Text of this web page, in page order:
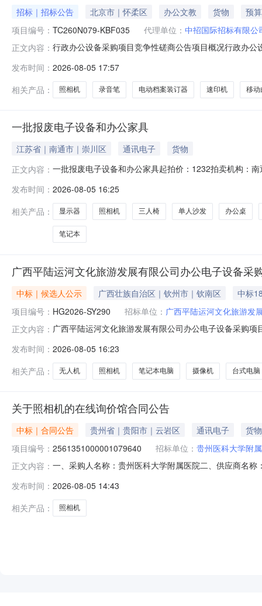
招标｜招标公告 北京市｜怀柔区 办公文教 货物
预
项目编号： TC260N079-KBF035 代理单位： 中招国际招标有限公
正文内容： 行政办公设备采购项目竞争性磋商公告项目概况行政办
TC260N079-KBF035项目名称：行政办公设备采购项目
发布时间： 2026-08-05 17:57
相关产品：
照相机 录音笔 电动档案装订器 速印机 移动
一批报废电子设备和办公家具
江苏省｜南通市｜崇川区 通讯电子
货物
正文内容： 一批报废电子设备和办公家具起拍价：1232拍卖机构：
达大厦7一体机（不含硬盘）台2能达大厦8笔记本（不
能达大厦负2层
发布时间： 2026-08-05 16:25
相关产品：
显示器 照相机 三人椅 单人沙发 办公桌
笔记本
广西平陆运河文化旅游发展有限公司办公电子设备采
中标｜候选人公示 广西壮族自治区｜钦州市｜钦南区
中标
项目编号： HG2026-SY290 招标单位： 广西平陆运河文化旅游发
正文内容： 广西平陆运河文化旅游发展有限公司办公电子设备采购
无人机、照相机等办公电子设备的采购与安装。具体的
构广西交投宏冠工程咨询有限公
发布时间： 2026-08-05 16:23
相关产品：
无人机 照相机 笔记本电脑 摄像机 台式电脑
关于照相机的在线询价馆合同公告
中标｜合同公告 贵州省｜贵阳市｜云岩区 通讯电子
货物
项目编号： 2561351000001079640 招标单位： 贵州医科大学附
正文内容： 一、采购人名称：贵州医科大学附属医院二、供应商名
1.005158851588服务要求或标的基本概况：七、其它事
发布时间： 2026-08-05 14:43
相关产品：
照相机